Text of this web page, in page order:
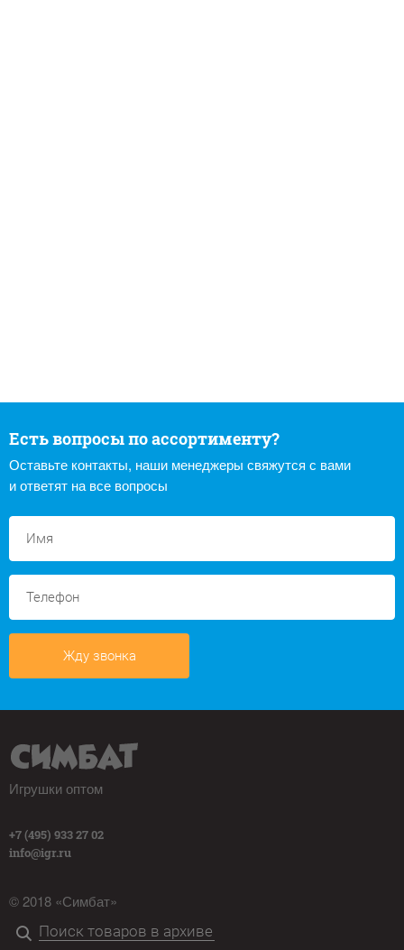
Есть вопросы по ассортименту?
Оставьте контакты, наши менеджеры свяжутся с вами
и ответят на все вопросы
Жду звонка
Игрушки оптом
+7 (495) 933 27 02
info@igr.ru
© 2018 «Симбат»